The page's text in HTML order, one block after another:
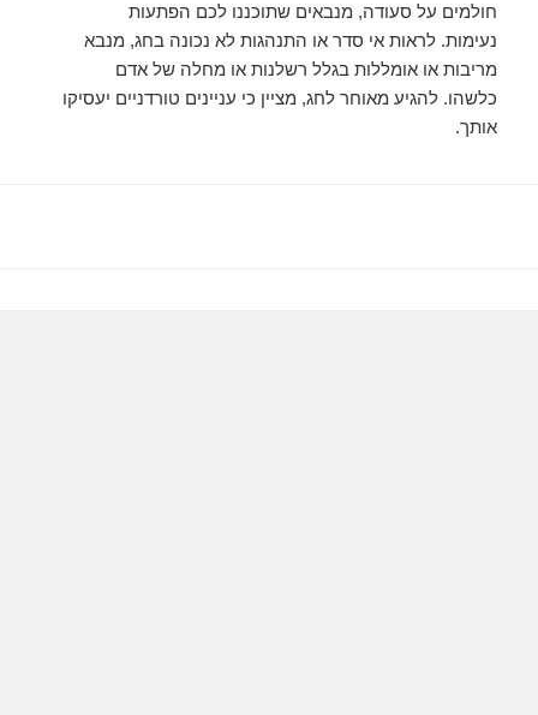
חולמים על סעודה, מנבאים שתוכננו לכם הפתעות
נעימות. לראות אי סדר או התנהגות לא נכונה בחג, מנבא
מריבות או אומללות בגלל רשלנות או מחלה של אדם
כלשהו. להגיע מאוחר לחג, מציין כי עניינים טורדניים יעסיקו
אותך.